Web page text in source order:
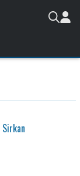
Sirkan